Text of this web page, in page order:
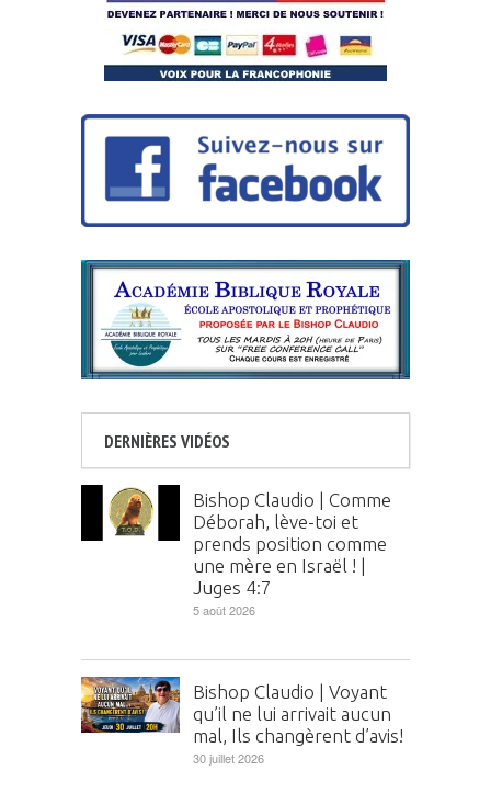
DERNIÈRES VIDÉOS
Bishop Claudio | Comme
Déborah, lève-toi et
prends position comme
une mère en Israël ! |
Juges 4:7
5 août 2026
Bishop Claudio | Voyant
qu’il ne lui arrivait aucun
mal, Ils changèrent d’avis!
30 juillet 2026